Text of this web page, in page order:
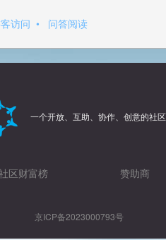
访问 • 问答阅读
一个开放、互助、协作、创意的社区
区财富榜 赞助商
京ICP备2023000793号